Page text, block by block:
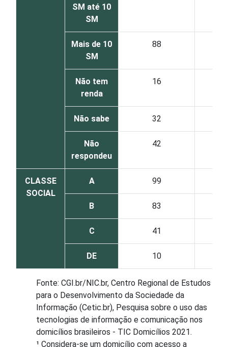
SM até 10
SM
Mais de 10
SM
88
Não tem
renda
16
Não sabe 32
Não
respondeu
42
CLASSE
SOCIAL
A 99
B 83
C 41
DE 10
Fonte: CGI.br/NIC.br, Centro Regional de Estudos
para o Desenvolvimento da Sociedade da
Informação (Cetic.br), Pesquisa sobre o uso das
tecnologias de informação e comunicação nos
domicílios brasileiros - TIC Domicílios 2021.
¹ Considera-se um domicílio com acesso a